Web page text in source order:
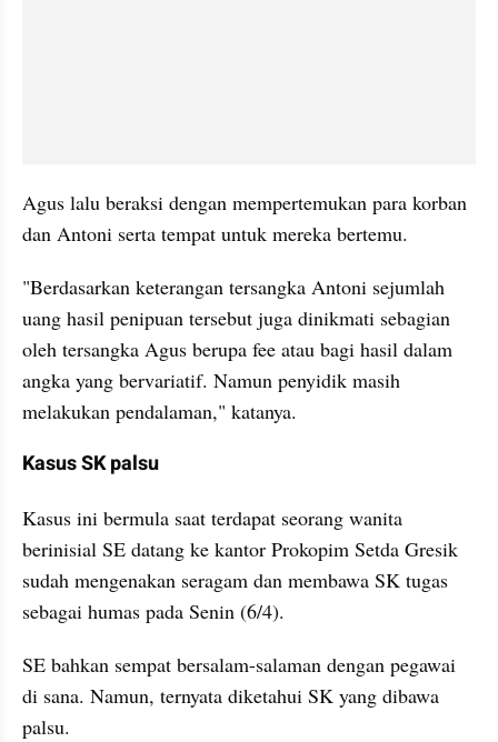
Agus lalu beraksi dengan mempertemukan para korban
dan Antoni serta tempat untuk mereka bertemu.
"Berdasarkan keterangan tersangka Antoni sejumlah
uang hasil penipuan tersebut juga dinikmati sebagian
oleh tersangka Agus berupa fee atau bagi hasil dalam
angka yang bervariatif. Namun penyidik masih
melakukan pendalaman," katanya.
Kasus SK palsu
Kasus ini bermula saat terdapat seorang wanita
berinisial SE datang ke kantor Prokopim Setda Gresik
sudah mengenakan seragam dan membawa SK tugas
sebagai humas pada Senin (6/4).
SE bahkan sempat bersalam-salaman dengan pegawai
di sana. Namun, ternyata diketahui SK yang dibawa
palsu.